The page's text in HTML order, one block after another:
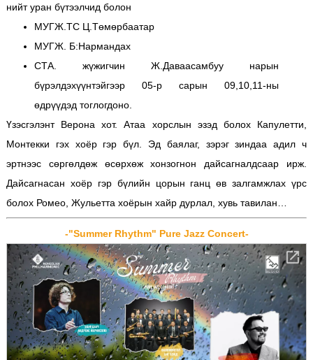
нийт уран бүтээлчид болон
МУГЖ.ТС Ц.Төмөрбаатар
МУГЖ. Б:Нармандах
СТА. жүжигчин Ж.Даваасамбуу нарын
бүрэлдэхүүнтэйгээр 05-р сарын 09,10,11-ны
өдрүүдэд тоглогдоно.
Үзэсгэлэнт Верона хот. Атаа хорслын эзэд болох Капулетти,
Монтекки гэх хоёр гэр бүл. Эд баялаг, зэрэг зиндаа адил ч
эртнээс сөргөлдөж өсөрхөж хонзогнон дайсагналдсаар ирж.
Дайсагнасан хоёр гэр бүлийн цорын ганц өв залгамжлах үрс
болох Ромео, Жульетта хоёрын хайр дурлал, хувь тавилан…
-"Summer Rhythm" Pure Jazz Concert-